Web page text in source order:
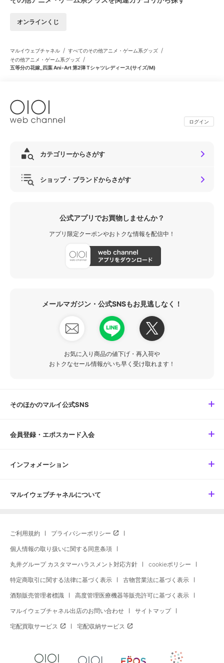
オンラインくじ
マルイウェブチャネル / すべてのその他アニメ・ゲーム系グッズ /
その他アニメ・ゲーム系グッズ /
五等分の花嫁_四葉 Ani-Art 第2弾 Tシャツレディース(サイズ/M)
ログイン
カテゴリーからさがす
ショップ・ブランドからさがす
公式アプリでお買物しませんか？
アプリ限定クーポンやおトクな情報を配信中！
メールマガジン・公式SNSもお見逃しなく！
お気に入り商品の値下げ・再入荷や
おトクなセール情報がいち早く受け取れます！
そのほかのマルイ公式SNS
会員登録・エポスカード入会
インフォメーション
マルイウェブチャネルについて
ご利用規約 プライバシーポリシー
個人情報の取り扱いに関する同意条項
丸井グループ カスタマーハラスメント対応方針 cookieポリシー
特定商取引に関する法律に基づく表示 古物営業法に基づく表示
酒類販売管理者標識 高度管理医療機器等販売許可に基づく表示
マルイウェブチャネル出店のお問い合わせ サイトマップ
宅配買取サービス 宅配収納サービス